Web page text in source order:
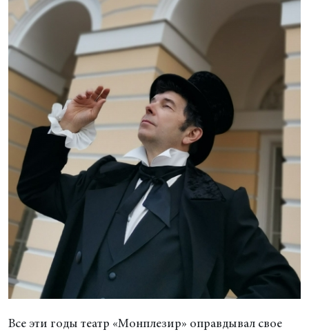
Все эти годы театр «Монплезир» оправдывал свое